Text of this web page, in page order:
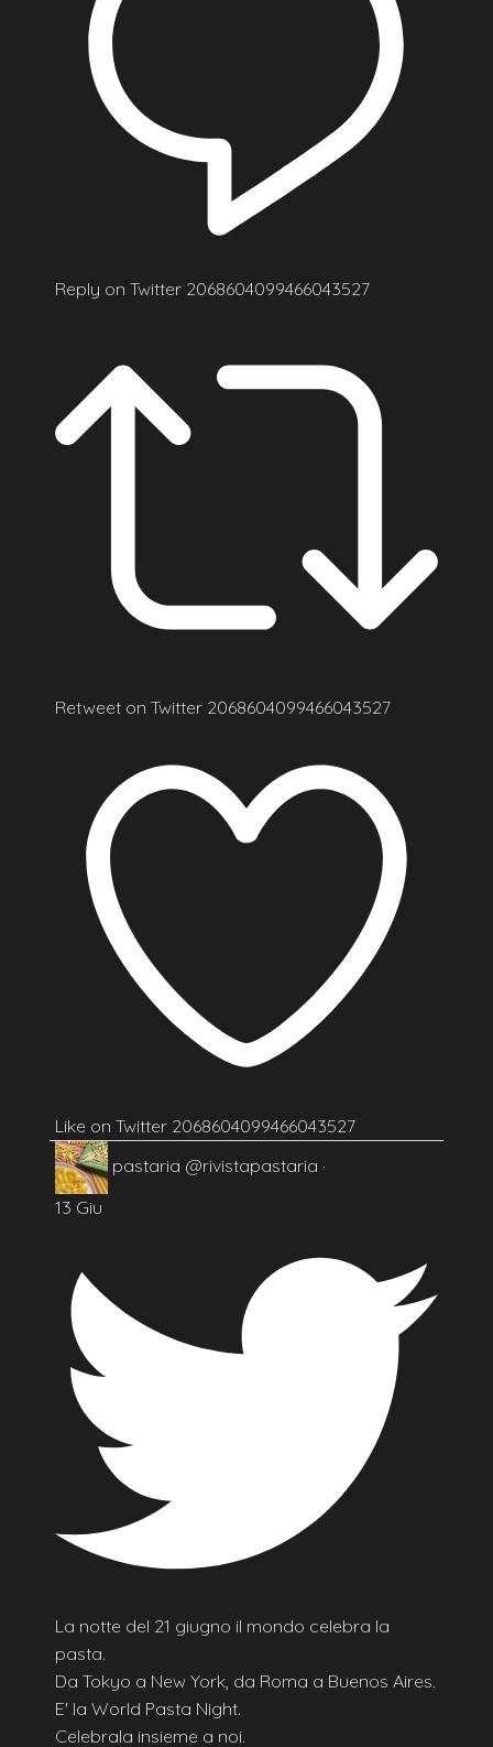
Reply on Twitter 2068604099466043527
Retweet on Twitter 2068604099466043527
Like on Twitter 2068604099466043527
pastaria @rivistapastaria ·
13 Giu
La notte del 21 giugno il mondo celebra la
pasta.
Da Tokyo a New York, da Roma a Buenos Aires.
E' la World Pasta Night.
Celebrala insieme a noi.